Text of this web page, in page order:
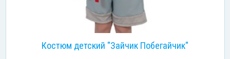
Костюм детский "Зайчик Побегайчик"